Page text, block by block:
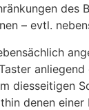
– evtl.
diesseitigen
denen